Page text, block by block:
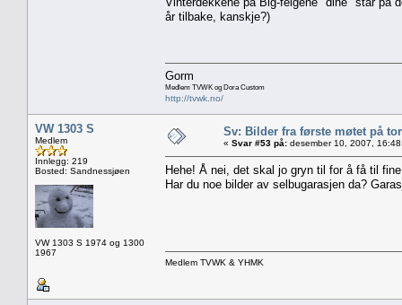
år tilbake, kanskje?)
Gorm
Medlem TVWK og Dora Custom
http://tvwk.no/
VW 1303 S
Medlem
Innlegg: 219
Bosted: Sandnessjøen
VW 1303 S 1974 og 1300
1967
Sv: Bilder fra første møtet på
« Svar #53 på: desember 10, 2007,
Hehe! Å nei, det skal jo gryn til for å få til
Har du noe bilder av selbugarasjen da?
Medlem TVWK & YHMK